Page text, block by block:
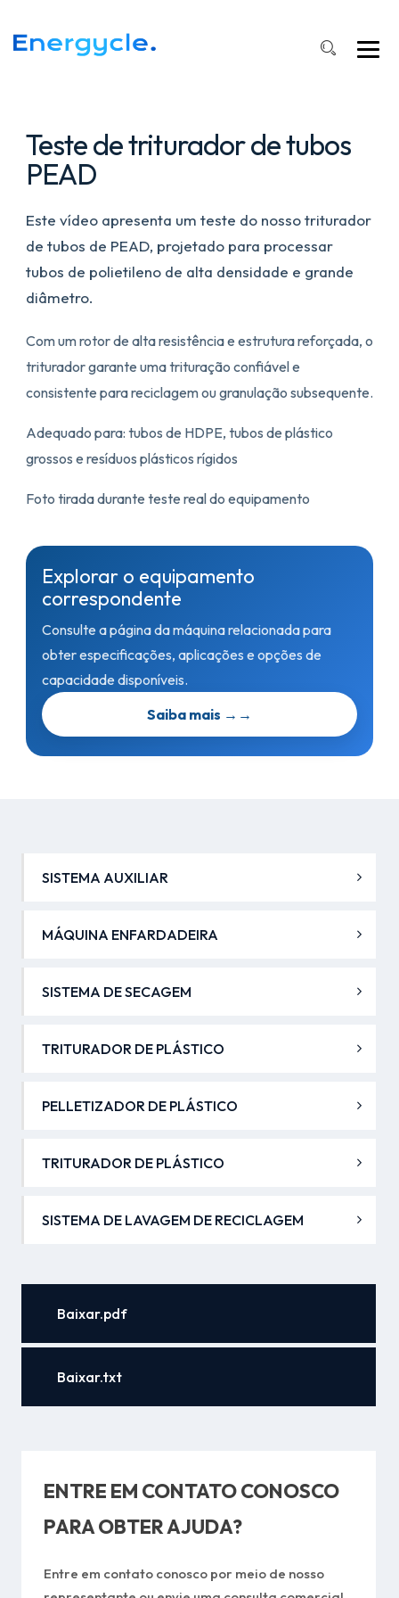
de
tubos
Teste de triturador de tubos
PEAD
Este vídeo apresenta um teste do nosso triturador
de tubos de PEAD, projetado para processar
tubos de polietileno de alta densidade e grande
diâmetro.
Com um rotor de alta resistência e estrutura reforçada, o
triturador garante uma trituração confiável e
consistente para reciclagem ou granulação subsequente.
Adequado para: tubos de HDPE, tubos de plástico
grossos e resíduos plásticos rígidos
Foto tirada durante teste real do equipamento
Explorar o equipamento
correspondente
Consulte a página da máquina relacionada para
obter especificações, aplicações e opções de
capacidade disponíveis.
Saiba mais → →
SISTEMA AUXILIAR
MÁQUINA ENFARDADEIRA
SISTEMA DE SECAGEM
TRITURADOR DE PLÁSTICO
PELLETIZADOR DE PLÁSTICO
TRITURADOR DE PLÁSTICO
SISTEMA DE LAVAGEM DE RECICLAGEM
Baixar.pdf
Baixar.txt
ENTRE EM CONTATO CONOSCO
PARA OBTER AJUDA?
Entre em contato conosco por meio de nosso